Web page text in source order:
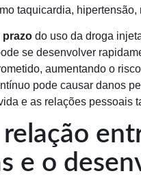
taquicardia,
prazo do uso da droga
se desenvolver
aumentando o
pode causar danos
e as relações pessoais
e o